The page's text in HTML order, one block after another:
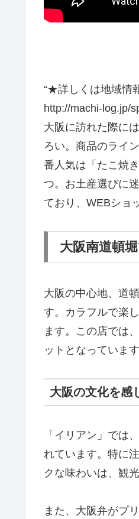
“★詳しくは地域情
http://machi-log.jp/
大阪に訪れた際に
ろい。商品のライ
番人気は「たこ焼
つ。お土産選びに
ており、WEBショ
大阪南道頓
大阪の中心地、道
す。カラフルで楽
ます。この店では
ットとなっています
大阪の文化を感
「イリアン」では
れています。特に
クな味わいは、観
また、大阪弁がプ